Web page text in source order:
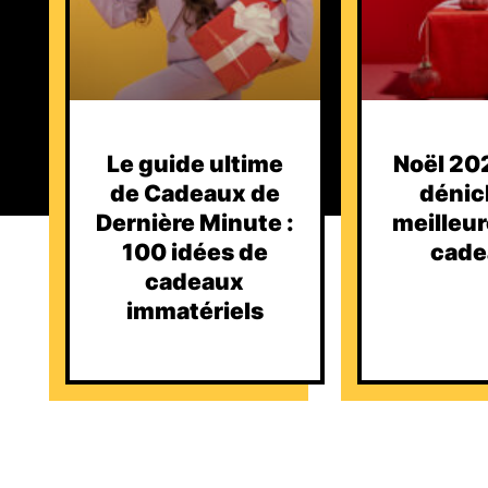
Le guide ultime
de Cadeaux de
Dernière Minute :
100 idées de
cadeaux
immatériels
Noël